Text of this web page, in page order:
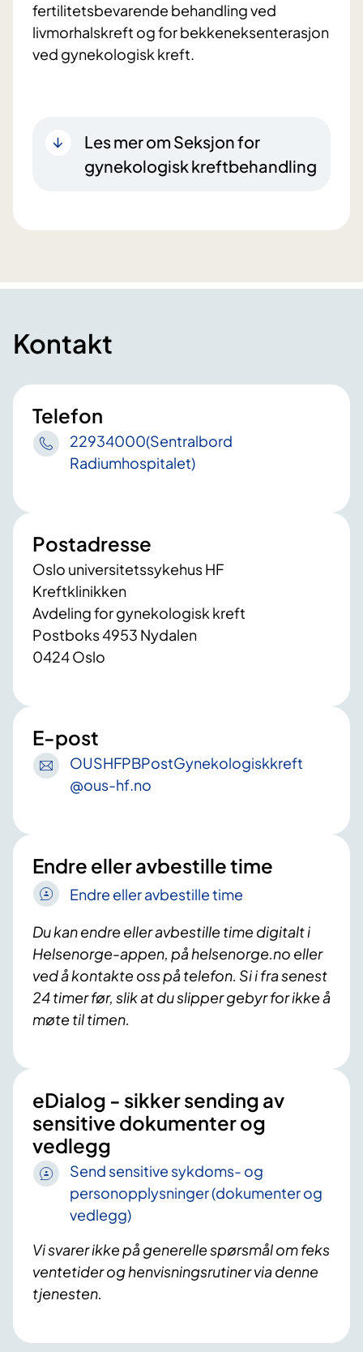
fertilitetsbevarende behandling ved
livmorhalskreft og for bekkeneksenterasjon
ved gynekologisk kreft.
Les mer om Seksjon for
gynekologisk kreftbehandling
Kontakt
Telefon
22934000(Sentralbord
Radiumhospitalet)
Postadresse
Oslo universitetssykehus HF
Kreftklinikken
Avdeling for gynekologisk kreft
Postboks 4953 Nydalen
0424 Oslo
E-post
OUSHFPBPostGynekologiskkreft
@ous-hf.no
Endre eller avbestille time
Endre eller avbestille time
Du kan endre eller avbestille time digitalt i
Helsenorge-appen, på helsenorge.no eller
ved å kontakte oss på telefon. Si i fra senest
24 timer før, slik at du slipper gebyr for ikke å
møte til timen.
eDialog - sikker sending av
sensitive dokumenter og
vedlegg
Send sensitive sykdoms- og
personopplysninger (dokumenter og
vedlegg)
Vi svarer ikke på generelle spørsmål om feks
ventetider og henvisningsrutiner via denne
tjenesten.